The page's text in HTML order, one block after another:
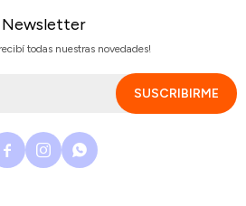
Newsletter
todas nuestras novedades!
SUSCRIBIRME
  